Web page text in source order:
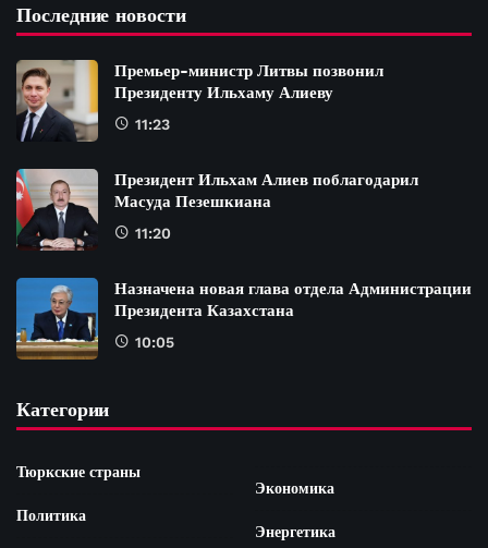
Последние новости
Премьер-министр Литвы позвонил
Президенту Ильхаму Алиеву
11:23
Президент Ильхам Алиев поблагодарил
Масуда Пезешкиана
11:20
Назначена новая глава отдела Администрации
Президента Казахстана
10:05
Категории
Тюркские страны
Политика
Экономика
Энергетика